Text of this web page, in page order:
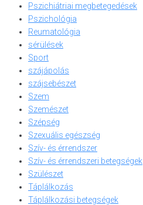
Pszichiátriai megbetegedések
Pszichológia
Reumatológia
sérülések
Sport
szájápolás
szájsebészet
Szem
Szemészet
Szépség
Szexuális egészség
Szív- és érrendszer
Szív- és érrendszeri betegségek
Szülészet
Táplálkozás
Táplálkozási betegségek